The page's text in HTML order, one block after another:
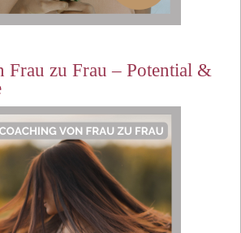
Frau zu Frau – Potential &